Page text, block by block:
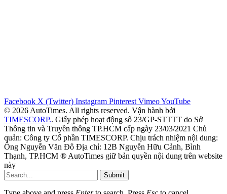
Facebook X (Twitter) Instagram Pinterest VimeoYouTube
© 2026 AutoTimes. All rights reserved. Vận hành bởi
TIMESCORP.. Giấy phép hoạt động số 23/GP-STTTT do Sở
Thông tin và Truyền thông TP.HCM cấp ngày 23/03/2021 Chủ
quản: Công ty Cổ phần TIMESCORP. Chịu trách nhiệm nội dung:
Ông Nguyễn Văn Đô Địa chỉ: 12B Nguyễn Hữu Cảnh, Bình
Thạnh, TP.HCM ® AutoTimes giữ bản quyền nội dung trên website
này
Submit